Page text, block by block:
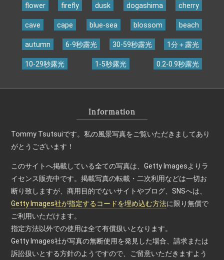
Information
Tommy Tsutsuiです。私の風景写真をご覧いただきましてあり
がとうございます！
このサイトへ掲載している全ての写真は、Getty Imagesよりラ
イセンス販売中です。掲載写真の転載・二次利用などは一切お
断り致しますが、商用目的でないサイトやブログ、SNSへは、
Getty Images社が指定するコードを埋め込む方法に限り無償で
ご利用いただけます。
指定方法以外での使用は全て有償扱いとなります。
Getty Images社が写真の無断使用を発見した場合、請求または
訴訟扱いとする方針のようですので、ご留意いただきますよう
flower firefly dusk dogashima cherry
cave cape blue-sea blossom beach
autumn 6-9秒露光 30-59秒露光 1分＋露光
10-29秒露光 1-5秒露光 0.2-0.9秒露光